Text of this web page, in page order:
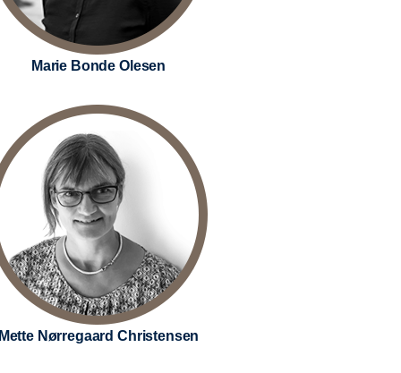
Marie Bonde Olesen
Nørregaard Christensen